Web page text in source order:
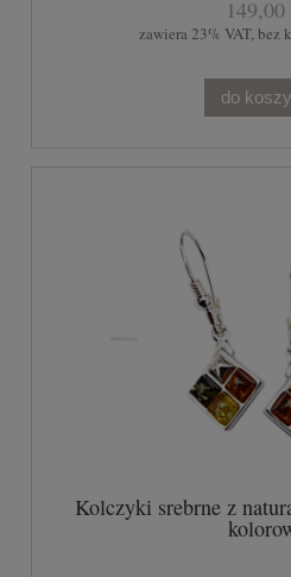
149,00
zawiera 23% VAT, bez
do
Kolczyki srebrne z